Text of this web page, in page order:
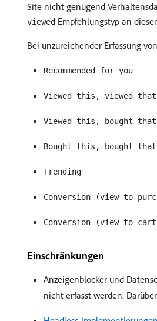
Site nicht genügend
viewed Empfehlungstyp an
Bei unzureichender Erfassung
Recommended for you
Viewed this, viewed that
Viewed this, bought that
Bought this, bought that
Trending
Conversion (view to
Conversion (view to
Einschränkungen
Anzeigenblocker und
nicht erfasst werden.